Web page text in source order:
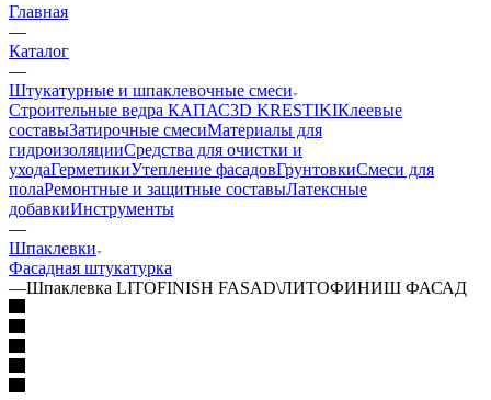
Главная
—
Каталог
—
Штукатурные и шпаклевочные смеси
Строительные ведра КАПАС3D KRESTIKIКлеевые
составыЗатирочные смесиМатериалы для
гидроизоляцииСредства для очистки и
уходаГерметикиУтепление фасадовГрунтовкиСмеси для
полаРемонтные и защитные составыЛатексные
добавкиИнструменты
—
Шпаклевки
Фасадная штукатурка
—Шпаклевка LITOFINISH FASAD\ЛИТОФИНИШ ФАСАД